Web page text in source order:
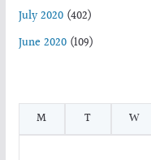
July 2020(402)
June 2020(109)
M
T W